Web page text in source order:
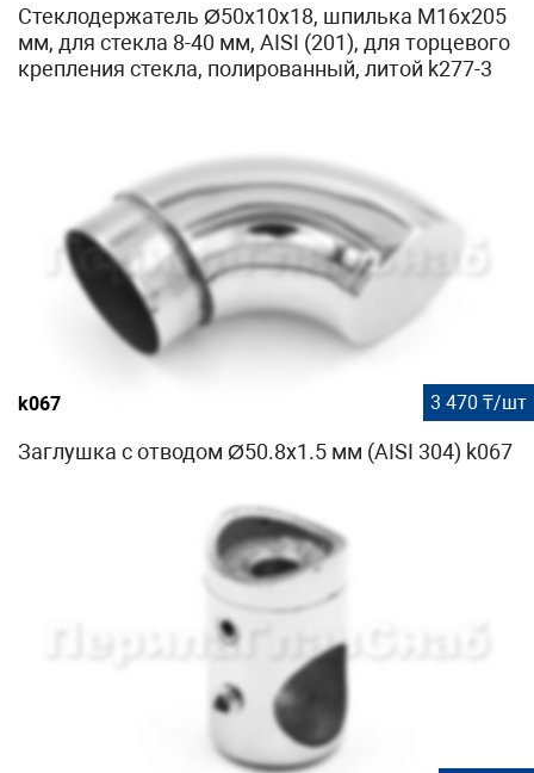
Стеклодержатель Ø50х10х18, шпилька М16х205
мм, для стекла 8-40 мм, AISI (201), для торцевого
крепления стекла, полированный, литой k277-3
k067 3 470 ₸/шт
Заглушка с отводом Ø50.8х1.5 мм (AISI 304) k067